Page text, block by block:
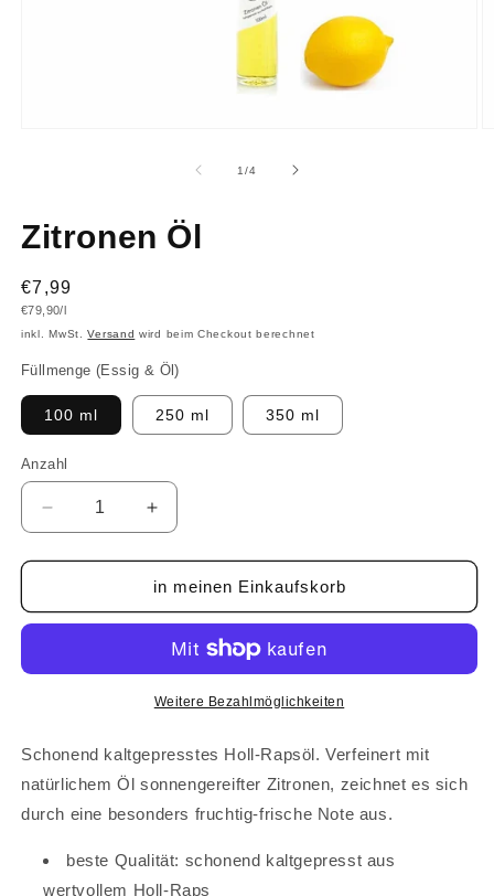
1/von
4
Zitronen Öl
Normaler
Preis
€7,99
Grundpreis
€79,90/l
inkl. MwSt.Versand wird beim Checkout berechnet
Füllmenge (Essig & Öl)
100 ml 250 ml 350 ml
Anzahl
Anzahl
Verringere
die
Menge
Zitronen
Erhöhe
die
Menge
für
Zitronen
in meinen Einkaufskorb
Weitere Bezahlmöglichkeiten
Schonend kaltgepresstes Holl-Rapsöl. Verfeinert mit
natürlichem Öl sonnengereifter Zitronen, zeichnet es sich
durch eine besonders fruchtig-frische Note aus.
beste Qualität: schonend kaltgepresst aus
wertvollem Holl-Raps